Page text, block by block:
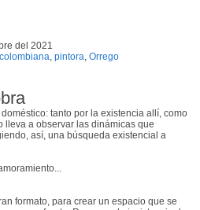
del 2021
colombiana pintora Orrego
tanto por la existencia allí, como
lleva a observar las dinámicas que
así, una búsqueda existencial a
formato, para crear un espacio que se